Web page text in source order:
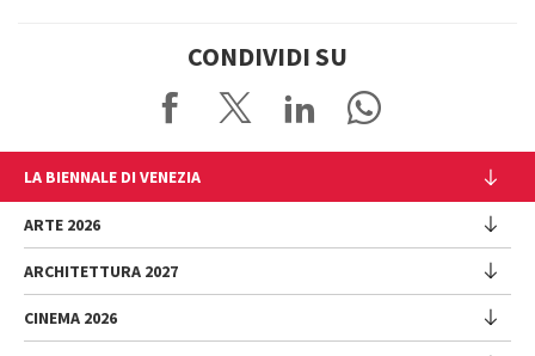
CONDIVIDI SU
LA BIENNALE DI VENEZIA
L'Istituzione
Cariche istituzionali
Storia
Luoghi
Sponsorship
ARTE 2026
Esposizione
Intervento di Pietrangelo Buttafuoco
ARCHITETTURA 2027
Mostra
CINEMA 2026